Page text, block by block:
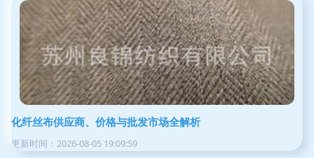
化纤丝布供应商、价格与批发市场全解析
更新时间：2026-08-05 19:09:59